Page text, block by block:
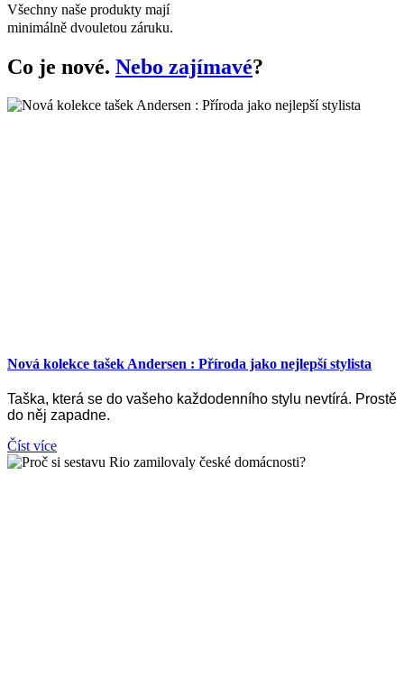
Všechny naše produkty mají
minimálně dvouletou záruku.
Co je nové. Nebo zajímavé?
Nová kolekce tašek Andersen : Příroda jako nejlepší stylista
Taška, která se do vašeho každodenního stylu nevtírá. Prostě
do něj zapadne.
Číst více